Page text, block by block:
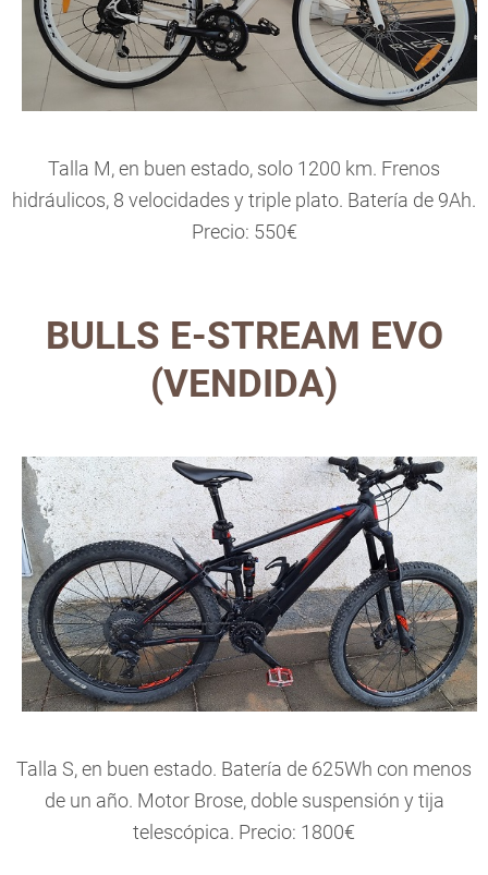
Talla M, en buen estado, solo 1200 km. Frenos
hidráulicos, 8 velocidades y triple plato. Batería de 9Ah.
Precio: 550€
BULLS E-STREAM EVO
(VENDIDA)
Talla S, en buen estado. Batería de 625Wh con menos
de un año. Motor Brose, doble suspensión y tija
telescópica. Precio: 1800€